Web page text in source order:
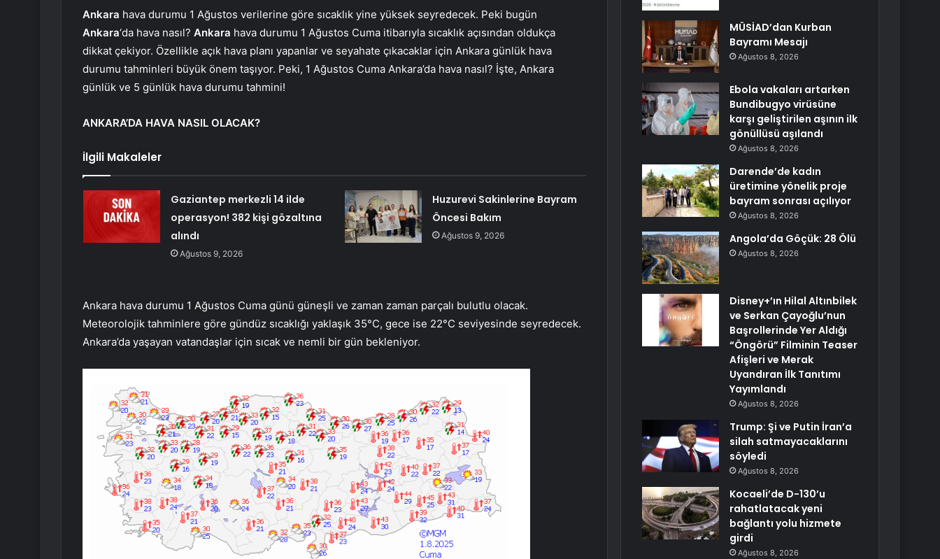
Ankara hava durumu 1 Ağustos verilerine göre sıcaklık yine yüksek seyredecek. Peki bugün
Ankara‘da hava nasıl? Ankara hava durumu 1 Ağustos Cuma itibarıyla sıcaklık açısından oldukça
dikkat çekiyor. Özellikle açık hava planı yapanlar ve seyahate çıkacaklar için Ankara günlük hava
durumu tahminleri büyük önem taşıyor. Peki, 1 Ağustos Cuma Ankara’da hava nasıl? İşte, Ankara
günlük ve 5 günlük hava durumu tahmini!
ANKARA’DA HAVA NASIL OLACAK?
İlgili Makaleler
Gaziantep merkezli 14 ilde
operasyon! 382 kişi gözaltına
alındı
Ağustos 9, 2026
Huzurevi Sakinlerine Bayram
Öncesi Bakım
Ağustos 9, 2026
Ankara hava durumu 1 Ağustos Cuma günü güneşli ve zaman zaman parçalı bulutlu olacak.
Meteorolojik tahminlere göre gündüz sıcaklığı yaklaşık 35°C, gece ise 22°C seviyesinde seyredecek.
Ankara’da yaşayan vatandaşlar için sıcak ve nemli bir gün bekleniyor.
MÜSİAD’dan Kurban
Bayramı Mesajı
Ağustos 8, 2026
Ebola vakaları artarken
Bundibugyo virüsüne
karşı geliştirilen aşının ilk
gönüllüsü aşılandı
Ağustos 8, 2026
Darende’de kadın
üretimine yönelik proje
bayram sonrası açılıyor
Ağustos 8, 2026
Angola’da Göçük: 28 Ölü
Ağustos 8, 2026
Disney+’ın Hilal Altınbilek
ve Serkan Çayoğlu’nun
Başrollerinde Yer Aldığı
“Öngörü” Filminin Teaser
Afişleri ve Merak
Uyandıran İlk Tanıtımı
Yayımlandı
Ağustos 8, 2026
Trump: Şi ve Putin İran’a
silah satmayacaklarını
söyledi
Ağustos 8, 2026
Kocaeli’de D-130’u
rahatlatacak yeni
bağlantı yolu hizmete
girdi
Ağustos 8, 2026